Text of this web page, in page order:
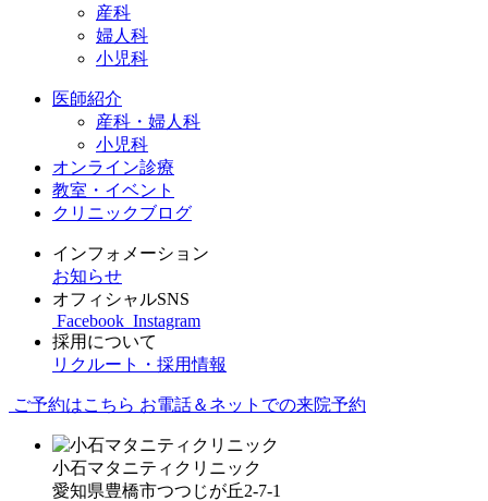
産科
婦人科
小児科
医師紹介
産科・婦人科
小児科
オンライン診療
教室・イベント
クリニックブログ
インフォメーション
お知らせ
オフィシャルSNS
Facebook Instagram
採用について
リクルート・採用情報
ご予約はこちら お電話＆ネットでの来院予約
小石マタニティクリニック
愛知県豊橋市つつじが丘2-7-1